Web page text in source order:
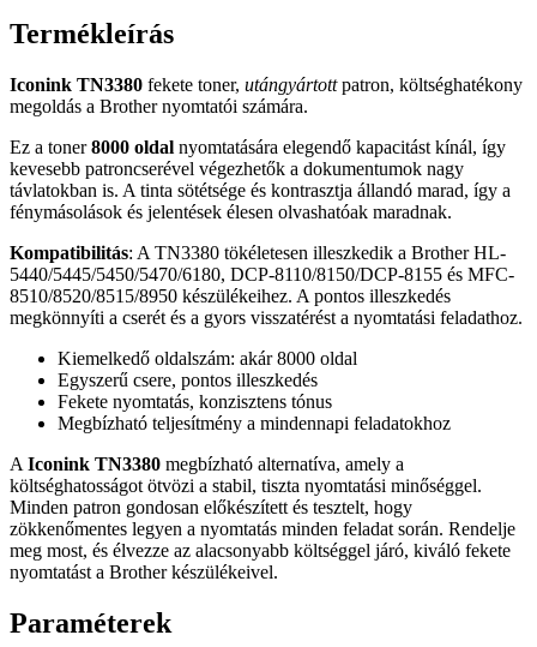
Termékleírás
Iconink TN3380 fekete toner, utángyártottpatron, költséghatékony
megoldás a Brother nyomtatói számára.
Ez a toner8000 oldal nyomtatására elegendő kapacitást kínál, így
kevesebb patroncserével végezhetők a dokumentumok nagy
távlatokban is. A tinta sötétsége és kontrasztja állandó marad, így a
fénymásolások és jelentések élesen olvashatóak maradnak.
Kompatibilitás: A TN3380 tökéletesen illeszkedik a Brother HL-
5440/5445/5450/5470/6180, DCP-8110/8150/DCP-8155 és MFC-
8510/8520/8515/8950 készülékeihez. A pontos illeszkedés
megkönnyíti a cserét és a gyors visszatérést a nyomtatási feladathoz.
Kiemelkedő oldalszám: akár 8000 oldal
Egyszerű csere, pontos illeszkedés
Fekete nyomtatás, konzisztens tónus
Megbízható teljesítmény a mindennapi feladatokhoz
A Iconink TN3380 megbízható alternatíva, amely a
költséghatosságot ötvözi a stabil, tiszta nyomtatási minőséggel.
Minden patron gondosan előkészített és tesztelt, hogy
zökkenőmentes legyen a nyomtatás minden feladat során. Rendelje
meg most, és élvezze az alacsonyabb költséggel járó, kiváló fekete
nyomtatást a Brother készülékeivel.
Paraméterek